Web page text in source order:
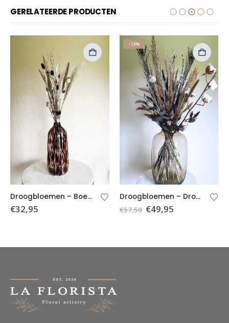
GERELATEERDE PRODUCTEN
Droogbloemen – Boeket Ilse (incl. vaas)
€32,95
-13%
Droogbloemen – Droogboeket Pascalle (excl. vaas)
€57,50 €49,95